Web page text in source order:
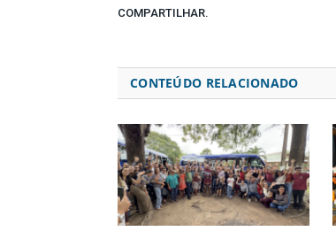
COMPARTILHAR.
CONTEÚDO RELACIONADO